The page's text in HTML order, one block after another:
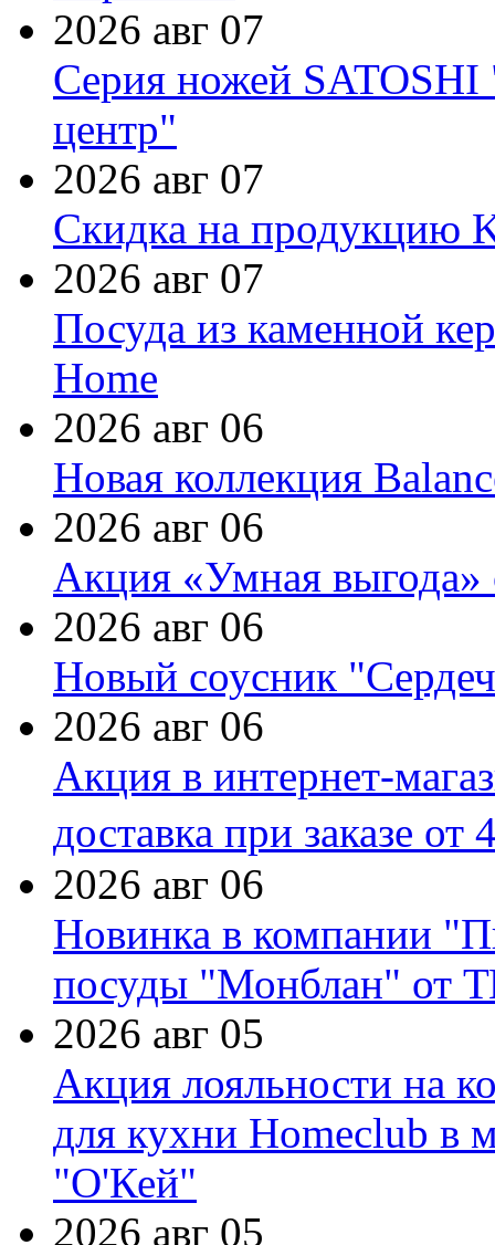
2026 авг 07
Серия ножей
центр"
2026 авг 07
Скидка на продукцию
2026 авг 07
Посуда из каменной
Home
2026 авг 06
Новая коллекция
2026 авг 06
Акция «Умная выгода»
2026 авг 06
Новый соусник
2026 авг 06
Акция в интернет-
доставка при заказе от
2026 авг 06
Новинка в компании
посуды "Монблан" от
2026 авг 05
Акция лояльности на
для кухни Homeclub в
"О'Кей"
2026 авг 05